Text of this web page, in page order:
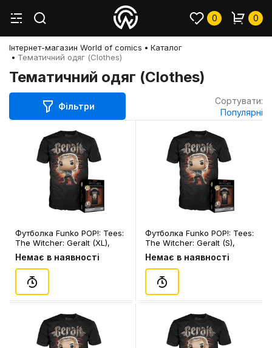
0 0
Інтернет-магазин World of comics
Каталог
Тематичний одяг (Clothes)
Тематичний одяг (Clothes)
Фільтри
Сортувати:
Популярні
Футболка Funko POP!: Tees:
The Witcher: Geralt (XL),
(74490)
Немає в наявності
Футболка Funko POP!: Tees:
The Witcher: Geralt (S),
(74487)
Немає в наявності